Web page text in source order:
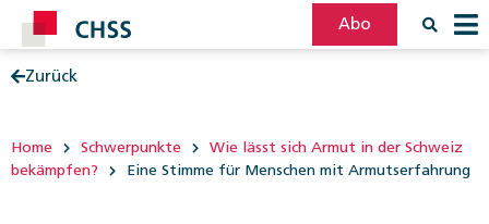
Abo
Zurück
Home Schwerpunkte
Wie lässt sich Armut in der Schweiz
bekämpfen?
Eine Stimme für Menschen mit Armutserfahrung